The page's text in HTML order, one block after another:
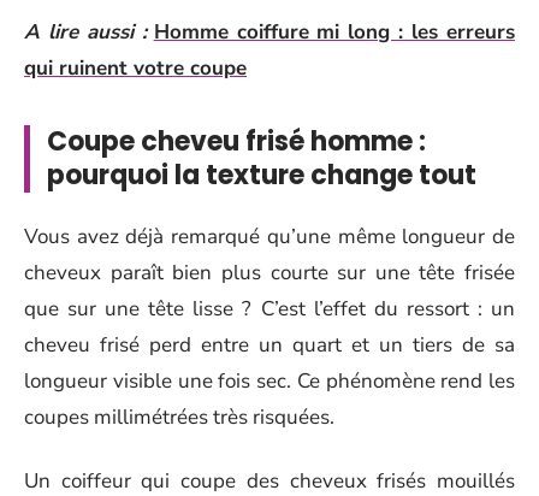
A lire aussi : Homme coiffure mi long : les erreurs
qui ruinent votre coupe
Coupe cheveu frisé homme :
pourquoi la texture change tout
Vous avez déjà remarqué qu’une même longueur de
cheveux paraît bien plus courte sur une tête frisée
que sur une tête lisse ? C’est l’effet du ressort : un
cheveu frisé perd entre un quart et un tiers de sa
longueur visible une fois sec. Ce phénomène rend les
coupes millimétrées très risquées.
Un coiffeur qui coupe des cheveux frisés mouillés